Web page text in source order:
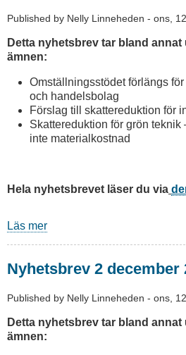
Published by Nelly Linneheden - ons,
Detta nyhetsbrev tar bland
ämnen:
Omställningsstödet förlängs
och handelsbolag​​
Förslag till skattereduktion för
Skattereduktion för grön
inte materialkostnad
Hela nyhetsbrevet läser du via
Läs mer
december
Nyhetsbrev 2 december
Published by Nelly Linneheden - ons,
Detta nyhetsbrev tar bland
ämnen: